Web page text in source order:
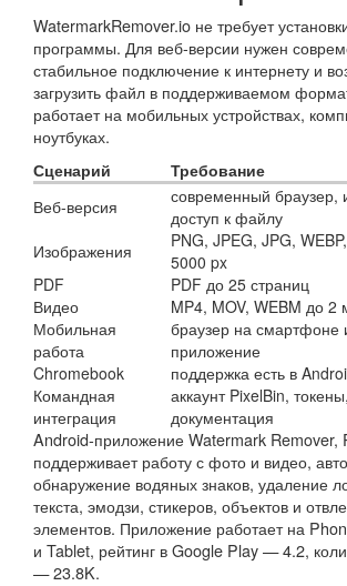
WatermarkRemover.io не требует
программы. Для веб-версии нужен
стабильное подключение к интернету и
загрузить файл в поддерживаемом
работает на мобильных устройствах,
ноутбуках.
Сценарий
Требование
Веб-версия
современный браузер,
доступ к файлу
Изображения
PNG, JPEG, JPG,
5000 px
PDF
PDF до 25 страниц
Видео
MP4, MOV, WEBM до 2
Мобильная
работа
браузер на смартфоне
приложение
Chromebook
поддержка есть в
Командная
интеграция
аккаунт PixelBin,
документация
Android-приложение Watermark Remover,
поддерживает работу с фото и видео,
обнаружение водяных знаков, удаление
текста, эмодзи, стикеров, объектов и
элементов. Приложение работает на
и Tablet, рейтинг в Google Play — 4.2,
— 23.8K.